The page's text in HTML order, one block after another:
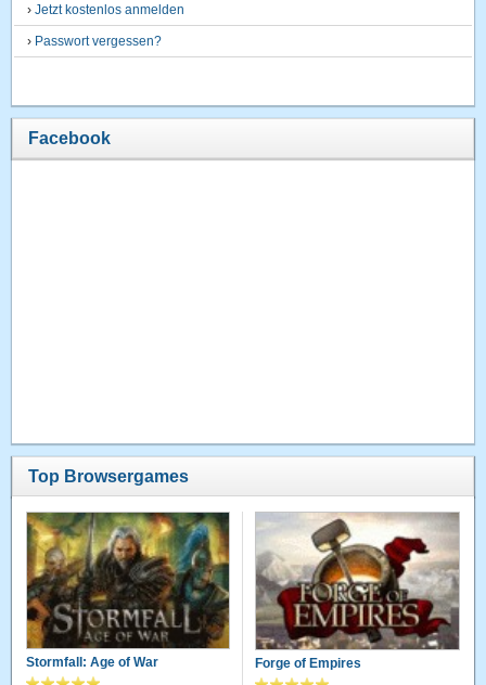
›Jetzt kostenlos anmelden
› Passwort vergessen?
Facebook
Top Browsergames
Stormfall: Age of War Forge of Empires